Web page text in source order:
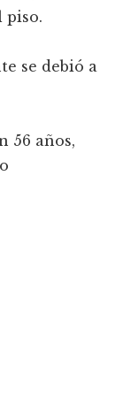
piso.
se debió a
56 años,